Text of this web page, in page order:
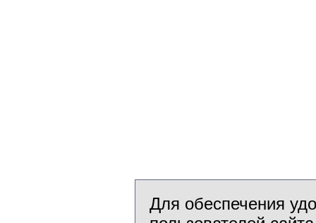
Для обеспечения